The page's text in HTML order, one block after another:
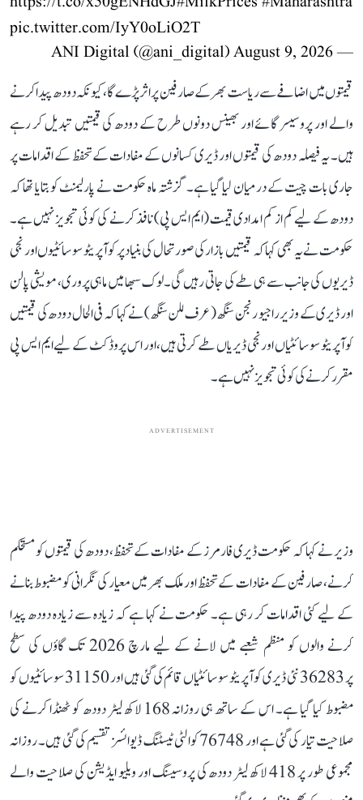
pic.twitter.com/IyY0oLiO2T
— ANI Digital (@ani_digital)
August 9, 2026
قیمتوں میں اضافے سے ریاست بھر کے صارفین پر اثر پڑے گا، کیونکہ دودھ پیدا کرنے
والے اور پروسیسر گائے اور بھینس دونوں طرح کے دودھ کی قیمتیں تبدیل کر رہے
ہیں۔ یہ فیصلہ دودھ کی قیمتوں اور ڈیری کسانوں کے مفادات کے تحفظ کے اقدامات پر
جاری بات چیت کے درمیان لیا گیا ہے۔ گزشتہ ماہ حکومت نے پارلیمنٹ کو بتایا تھا کہ
دودھ کے لیے کم از کم امدادی قیمت (ایم ایس پی) نافذ کرنے کی کوئی تجویز نہیں ہے۔
حکومت نے یہ بھی کہا کہ قیمتیں بازار کی صورتحال کی بنیاد پر کوآپریٹو سوسائٹیوں اور نجی
ڈیریوں کی جانب سے ہی طے کی جاتی رہیں گی۔ لوک سبھا میں ماہی پروری، مویشی پالن
اور ڈیری کے وزیر راجیو رنجن سنگھ (عرف للن سنگھ) نے کہا کہ فی الحال دودھ کی قیمتیں
کوآپریٹو سوسائٹیاں اور نجی ڈیریاں طے کرتی ہیں، اور اس پروڈکٹ کے لیے ایم ایس پی
مقرر کرنے کی کوئی تجویز نہیں ہے۔
ADVERTISEMENT
وزیر نے کہا کہ حکومت ڈیری فارمرز کے مفادات کے تحفظ، دودھ کی قیمتوں کو مستحکم
کرنے، صارفین کے مفادات کے تحفظ اور ملک بھر میں معیار کی نگرانی کو مضبوط بنانے
کے لیے کئی اقدامات کر رہی ہے۔ حکومت نے کہا ہے کہ زیادہ سے زیادہ دودھ پیدا
کرنے والوں کو منظم شعبے میں لانے کے لیے مارچ 2026 تک گاؤں کی سطح
پر 36283 نئی ڈیری کوآپریٹو سوسائٹیاں قائم کی گئی ہیں اور 31150 سوسائٹیوں کو
مضبوط کیا گیا ہے۔ اس کے ساتھ ہی روزانہ 168 لاکھ لیٹر دودھ کو ٹھنڈا کرنے کی
صلاحیت تیار کی گئی ہے اور 76748 کوالٹی ٹیسٹنگ ڈیوائسز تقسیم کی گئی ہیں۔ روزانہ
مجموعی طور پر 418 لاکھ لیٹر دودھ کی پروسیسنگ اور ویلیو ایڈیشن کی صلاحیت والے